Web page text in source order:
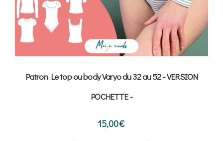
Patron Le top ou body Varyo du 32 au 52 - VERSION
POCHETTE -
15,00€